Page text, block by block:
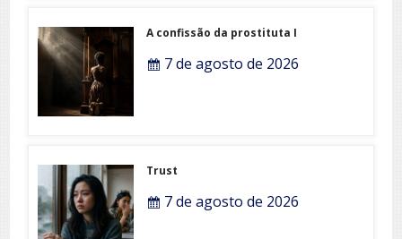
A confissão da prostituta I
7 de agosto de 2026
Trust
7 de agosto de 2026